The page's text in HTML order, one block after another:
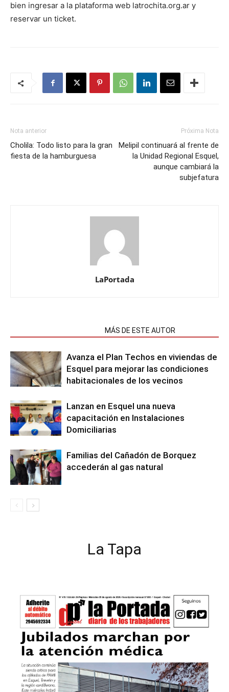
bien ingresar a la plataforma web latrochita.org.ar y
reservar un ticket.
Nota anterior
Cholila: Todo listo para la gran
fiesta de la hamburguesa
Próxima Nota
Melipil continuará al frente de
la Unidad Regional Esquel,
aunque cambiará la
subjefatura
LaPortada
MÁS DE ESTE AUTOR
Avanza el Plan Techos en viviendas de
Esquel para mejorar las condiciones
habitacionales de los vecinos
Lanzan en Esquel una nueva
capacitación en Instalaciones
Domiciliarias
Familias del Cañadón de Borquez
accederán al gas natural
La Tapa